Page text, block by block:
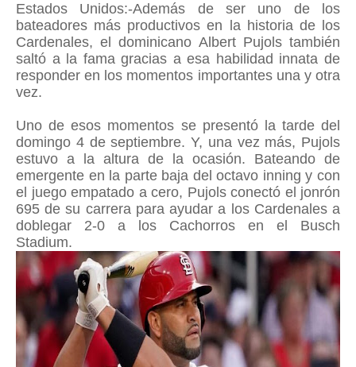
Estados Unidos:-Además de ser uno de los
bateadores más productivos en la historia de los
Cardenales, el dominicano Albert Pujols también
saltó a la fama gracias a esa habilidad innata de
responder en los momentos importantes una y otra
vez.
Uno de esos momentos se presentó la tarde del
domingo 4 de septiembre. Y, una vez más, Pujols
estuvo a la altura de la ocasión. Bateando de
emergente en la parte baja del octavo inning y con
el juego empatado a cero, Pujols conectó el jonrón
695 de su carrera para ayudar a los Cardenales a
doblegar 2-0 a los Cachorros en el Busch
Stadium.